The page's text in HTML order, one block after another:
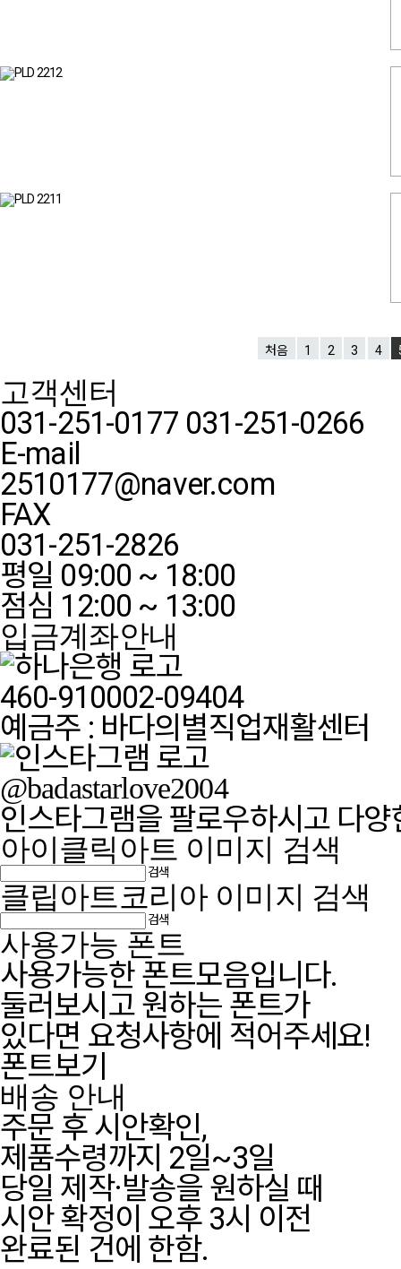
처음 1 2 3 4
고객센터
031-251-0177 031-251-0266
E-mail
2510177@naver.com
FAX
031-251-2826
평일 09:00 ~ 18:00
점심 12:00 ~ 13:00
입금계좌안내
460-910002-09404
예금주 : 바다의별직업재활센터
@badastarlove2004
인스타그램을 팔로우하시고 다
아이클릭아트 이미지 검색
검색
클립아트코리아 이미지 검색
검색
사용가능 폰트
사용가능한 폰트모음입니다.
둘러보시고 원하는 폰트가
있다면 요청사항에 적어주세요!
폰트보기
배송 안내
주문 후 시안확인,
제품수령까지 2일~3일
당일 제작·발송을 원하실 때
시안 확정이 오후 3시 이전
완료된 건에 한함.